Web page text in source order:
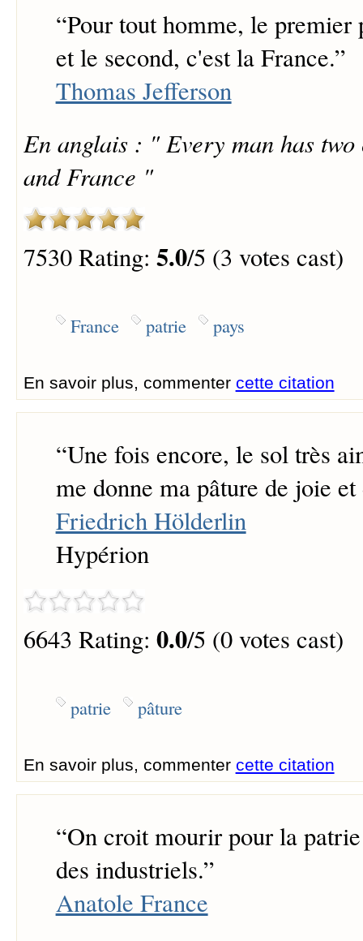
“Pour tout homme, le premier
et le second, c'est la France.”
Thomas Jefferson
En anglais : " Every man has
and France "
7530 Rating: 5.0/5 (3 votes cast)
France patrie pays
En savoir plus, commenter cette citation
“Une fois encore, le sol très
me donne ma pâture de joie
Friedrich Hölderlin
Hypérion
6643 Rating: 0.0/5 (0 votes cast)
patrie pâture
En savoir plus, commenter cette citation
“On croit mourir pour la
des industriels.”
Anatole France